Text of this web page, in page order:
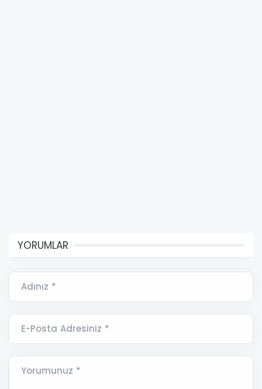
YORUMLAR
Adınız *
E-Posta Adresiniz *
Yorumunuz *